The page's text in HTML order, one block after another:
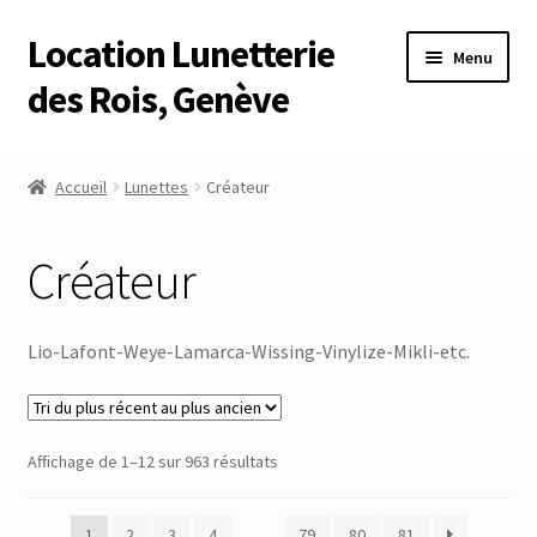
Aller
à
la
Aller
au
contenu
Location Lunetterie
des Rois, Genève
Menu
Commande
Compte
Compte
Connexion
Accueil Lunettes Créateur
Créateur
Lio-Lafont-Weye-Lamarca-Wissing-Vinylize-Mikli-etc.
Affichage de 1–12 sur 963 résultatsTrié